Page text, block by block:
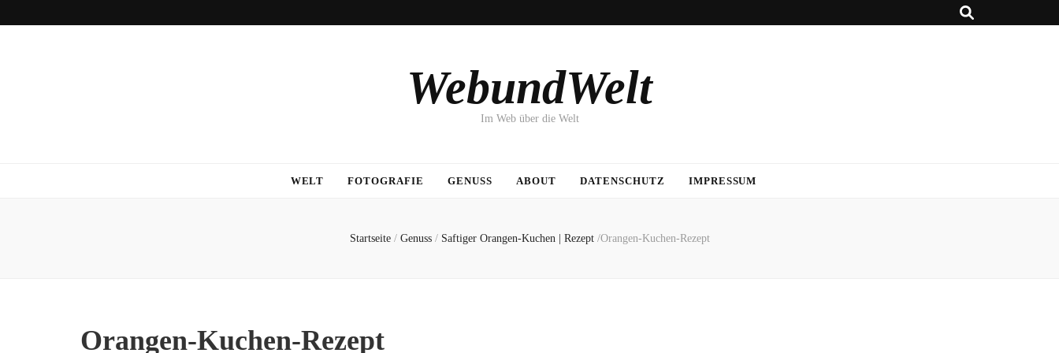
WebundWelt
Im Web über die Welt
WELT FOTOGRAFIE GENUSS ABOUT DATENSCHUTZ IMPRESSUM
Startseite / Genuss / Saftiger Orangen-Kuchen | Rezept /Orangen-Kuchen-Rezept
Orangen-Kuchen-Rezept